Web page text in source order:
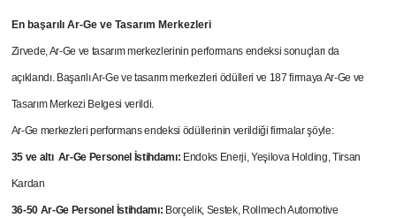
En başarılı Ar-Ge ve Tasarım Merkezleri
Zirvede, Ar-Ge ve tasarım merkezlerinin performans endeksi sonuçları da
açıklandı. Başarılı Ar-Ge ve tasarım merkezleri ödülleri ve 187 firmaya Ar-Ge ve
Tasarım Merkezi Belgesi verildi.
Ar-Ge merkezleri performans endeksi ödüllerinin verildiği firmalar şöyle:
35 ve altı Ar-Ge Personel İstihdamı: Endoks Enerji, Yeşilova Holding, Tirsan
Kardan
36-50 Ar-Ge Personel İstihdamı: Borçelik, Sestek, Rollmech Automotive